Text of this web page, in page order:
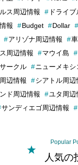
ス周辺情報
ドライブ
報
Budget Dollar
アリゾナ周辺情報
周辺情報
マウイ島
ークル
ニューメキシ
辺情報
シアトル周辺
ド周辺情報
ユタ周辺
サンディエゴ周辺情報
Popular
人気の